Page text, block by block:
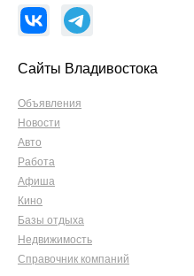
Сайты Владивостока
Объявления
Новости
Авто
Работа
Афиша
Кино
Базы отдыха
Недвижимость
Справочник компаний